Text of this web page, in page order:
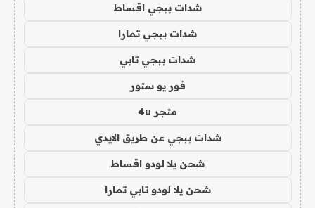
شدات ببجي اقساط
شدات ببجي تمارا
شدات ببجي تابي
فور يو ستور
متجر 4u
شدات ببجي عن طريق الايدي
شحن يلا لودو اقساط
شحن يلا لودو تابي تمارا